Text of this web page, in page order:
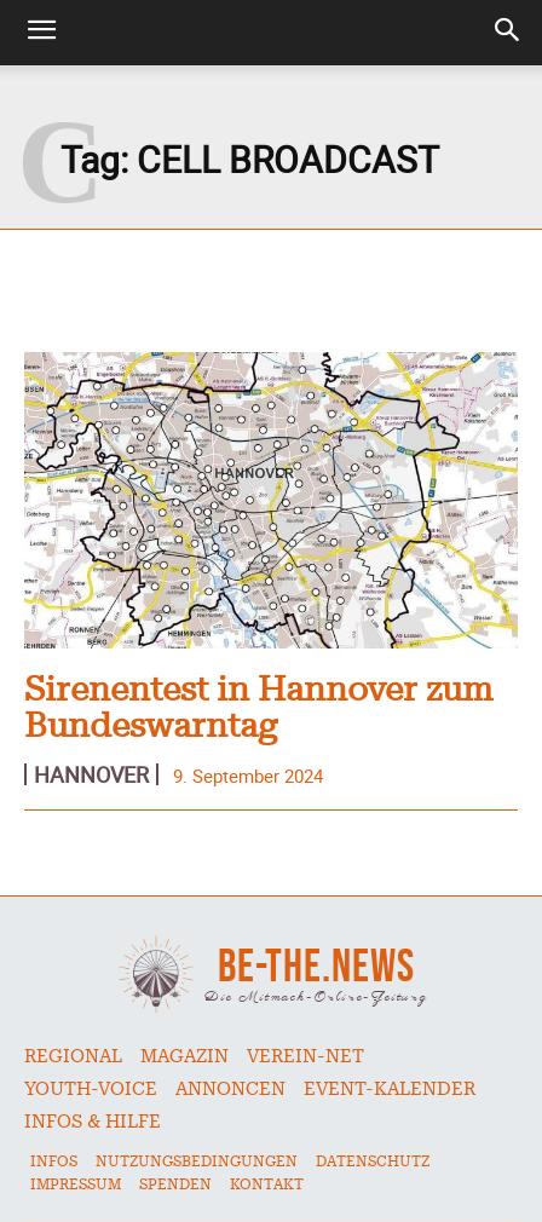
Tag:CELL BROADCAST
C
Sirenentest in Hannover zum
Bundeswarntag
HANNOVER 9. September 2024
BE-THE.NEWS
Die Mitmach-Online-Zeitung
REGIONAL MAGAZIN
VEREIN-NET
YOUTH-VOICE
ANNONCEN
EVENT-KALENDER
INFOS & HILFE
INFOS NUTZUNGSBEDINGUNGEN
DATENSCHUTZ
IMPRESSUM
SPENDEN KONTAKT